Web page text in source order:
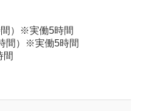
）※実働5時間
間）※実働5時間